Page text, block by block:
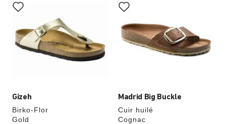
Gizeh
Birko-Flor
Gold
sur
les
échantillons
de
couleurs
modifiera
Madrid Big Buckle
Cuir huilé
Cognac
sur
les
échantillons
de
couleurs
modifiera